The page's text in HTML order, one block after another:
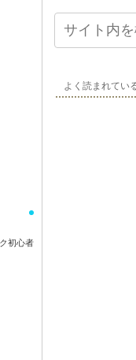
初心者
よく読まれてい